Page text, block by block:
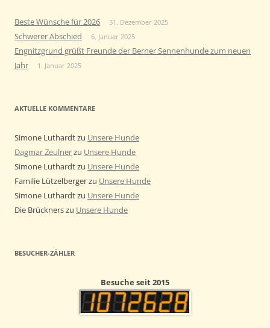
Beste Wünsche für 2026 31. Dezember 2025
Schwerer Abschied 6. Januar 2025
Engnitzgrund grüßt Freunde der Berner Sennenhunde zum neuen
Jahr
1. Januar 2025
AKTUELLE KOMMENTARE
Simone Luthardtzu Unsere Hunde
Dagmar Zeulnerzu Unsere Hunde
Simone Luthardtzu Unsere Hunde
Familie Lützelbergerzu Unsere Hunde
Simone Luthardtzu Unsere Hunde
Die Brücknerszu Unsere Hunde
BESUCHER-ZÄHLER
Besuche seit 2015